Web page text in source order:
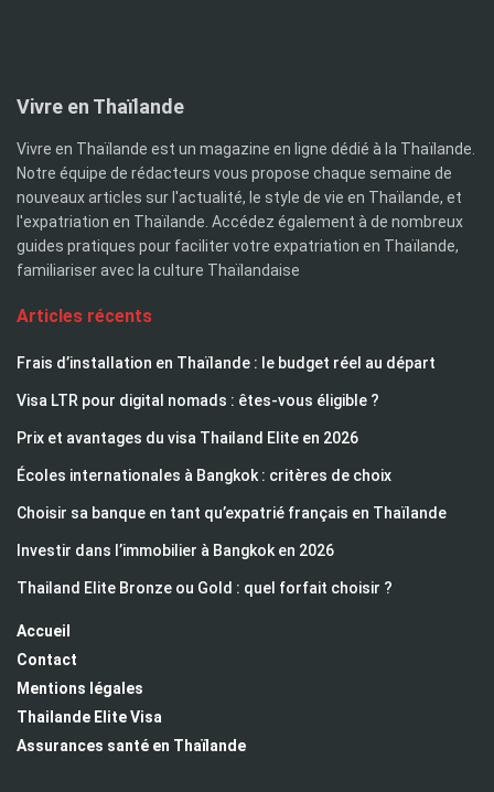
Vivre en Thaïlande
Vivre en Thaïlande est un magazine en ligne dédié à la Thaïlande.
Notre équipe de rédacteurs vous propose chaque semaine de
nouveaux articles sur l'actualité, le style de vie en Thaïlande, et
l'expatriation en Thaïlande. Accédez également à de nombreux
guides pratiques pour faciliter votre expatriation en Thaïlande,
familiariser avec la culture Thaïlandaise
Articles récents
Frais d’installation en Thaïlande : le budget réel au départ
Visa LTR pour digital nomads : êtes-vous éligible ?
Prix et avantages du visa Thailand Elite en 2026
Écoles internationales à Bangkok : critères de choix
Choisir sa banque en tant qu’expatrié français en Thaïlande
Investir dans l’immobilier à Bangkok en 2026
Thailand Elite Bronze ou Gold : quel forfait choisir ?
Accueil
Contact
Mentions légales
Thailande Elite Visa
Assurances santé en Thaïlande